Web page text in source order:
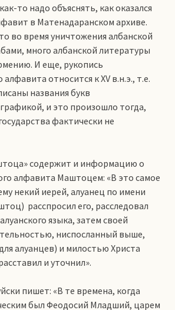
то надо объяснять, как оказался
в Матенадаранском архиве.
во время уничтожения албанской
много албанской литературы
И еще, рукопись
относится к XV в.н.э., т.е.
названия букв
и это произошло тогда,
фактически не
содержит и информацию о
алфавита Маштоцем: «В это самое
некий иерей, алуанец по имени
расспросил его, расследовал
языка, затем своей
ниспосланный выше,
алуанцев) и милостью Христа
и уточнил».
пишет: «В те времена, когда
был Феодосий Младший, царем